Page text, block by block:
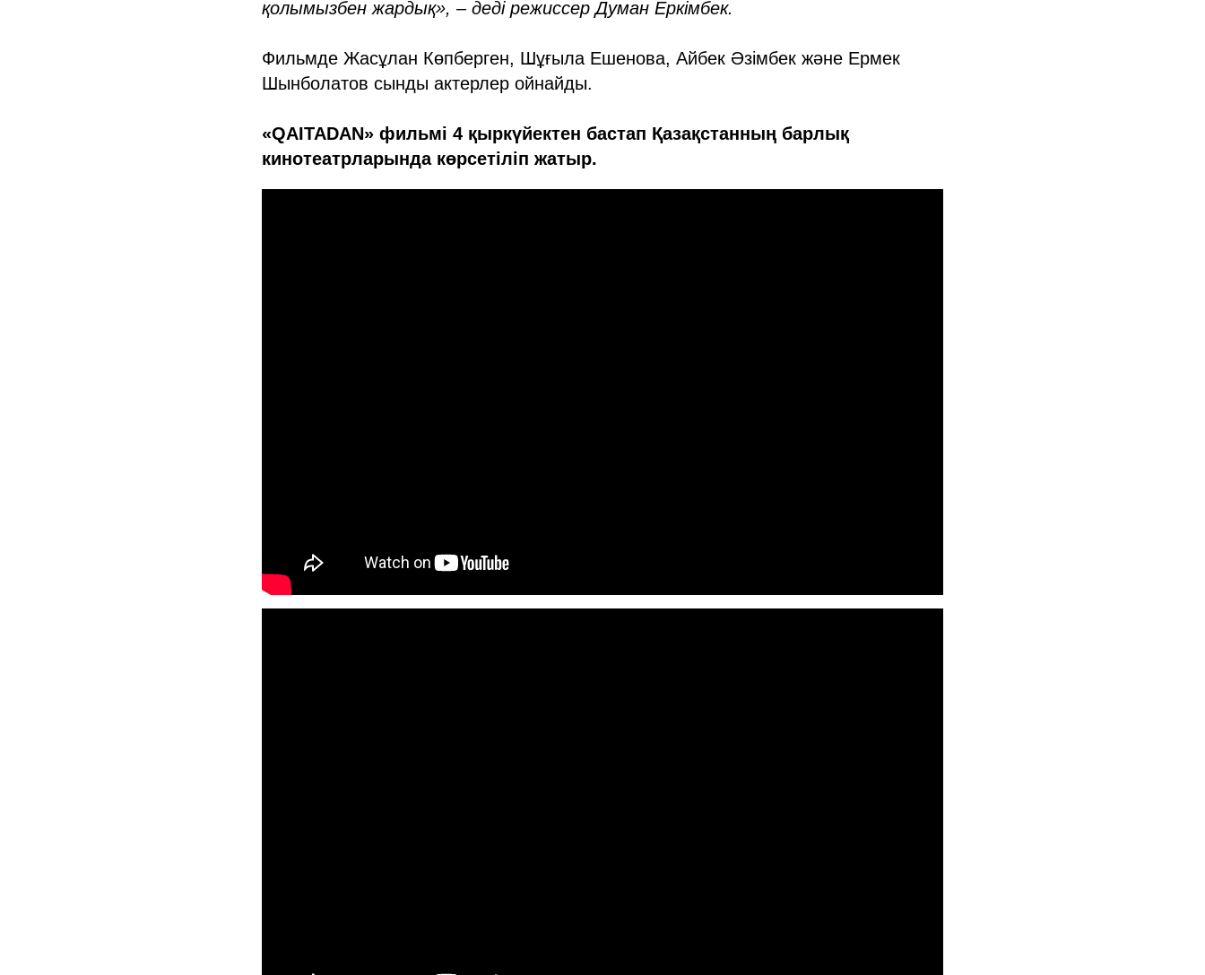
қолымызбен жардық», – деді режиссер Думан Еркімбек.
Фильмде Жасұлан Көпберген, Шұғыла Ешенова, Айбек Әзімбек және Ермек
Шынболатов сынды актерлер ойнайды.
«QAITADAN» фильмі 4 қыркүйектен бастап Қазақстанның барлық
кинотеатрларында көрсетіліп жатыр.